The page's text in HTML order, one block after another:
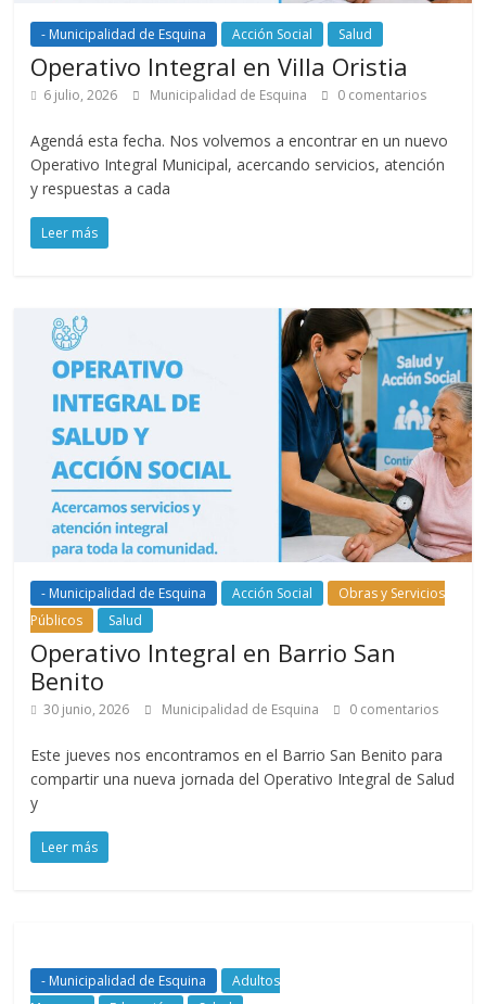
- Municipalidad de Esquina Acción Social Salud
Operativo Integral en Villa Oristia
6 julio, 2026 Municipalidad de Esquina 0 comentarios
Agendá esta fecha. Nos volvemos a encontrar en un nuevo
Operativo Integral Municipal, acercando servicios, atención
y respuestas a cada
Leer más
- Municipalidad de Esquina Acción Social
Obras y Servicios
Públicos
Salud
Operativo Integral en Barrio San
Benito
30 junio, 2026 Municipalidad de Esquina 0 comentarios
Este jueves nos encontramos en el Barrio San Benito para
compartir una nueva jornada del Operativo Integral de Salud
y
Leer más
- Municipalidad de Esquina
Adultos